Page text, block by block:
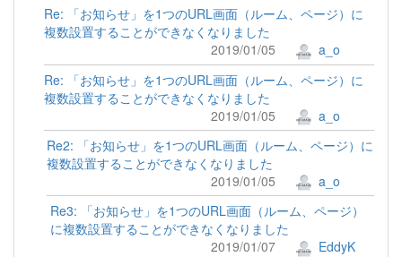
Re: 「お知らせ」を1つのURL画面（ルーム、ページ）に
複数設置することができなくなりました
2019/01/05
a_o
Re: 「お知らせ」を1つのURL画面（ルーム、ページ）に
複数設置することができなくなりました
2019/01/05
a_o
Re2: 「お知らせ」を1つのURL画面（ルーム、ページ）に
複数設置することができなくなりました
2019/01/05
a_o
Re3: 「お知らせ」を1つのURL画面（ルーム、ページ）
に複数設置することができなくなりました
2019/01/07
EddyK